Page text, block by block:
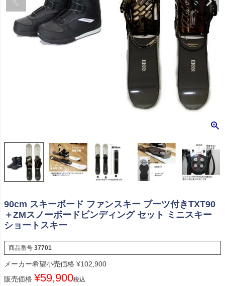
90cm スキーボード ファンスキー ブーツ付きTXT90
＋ZMスノーボードビンディング セット ミニスキー
ショートスキー
商品番号 37701
メーカー希望小売価格 ¥102,900
販売価格 ¥59,900税込